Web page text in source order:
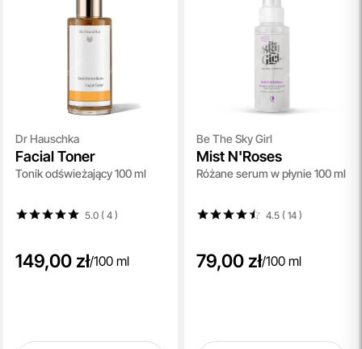
Dr Hauschka
Facial Toner
Tonik odświeżający 100 ml
5.0 ( 4)
149,00 zł/100 ml
Be The Sky Girl
Mist N'Roses
Różane serum w płynie 100 ml
4.5 ( 14)
79,00 zł/100 ml